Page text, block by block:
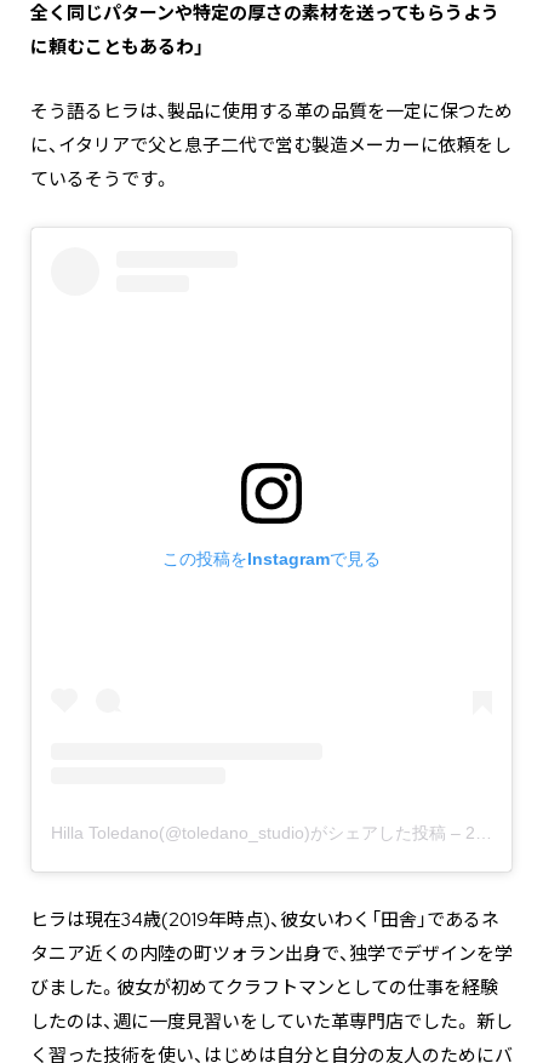
全く同じパターンや特定の厚さの素材を送ってもらうよう
に頼むこともあるわ」
そう語るヒラは、製品に使用する革の品質を一定に保つため
に、イタリアで父と息子二代で営む製造メーカーに依頼をし
ているそうです。
この投稿をInstagramで見る
Hilla Toledano(@toledano_studio)がシェアした投稿 – 2020年 9月月13日午前7時58分PDT
ヒラは現在34歳(2019年時点)、彼女いわく「田舎」であるネ
タニア近くの内陸の町ツォラン出身で、独学でデザインを学
びました。彼女が初めてクラフトマンとしての仕事を経験
したのは、週に一度見習いをしていた革専門店でした。 新し
く習った技術を使い、はじめは自分と自分の友人のためにバ